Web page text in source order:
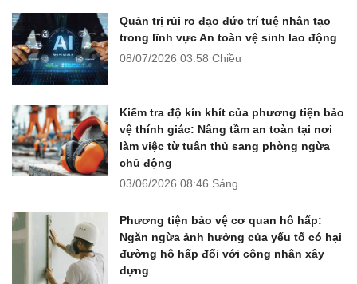
Quản trị rủi ro đạo đức trí tuệ nhân tạo
trong lĩnh vực An toàn vệ sinh lao động
08/07/2026 03:58 Chiều
Kiểm tra độ kín khít của phương tiện bảo
vệ thính giác: Nâng tầm an toàn tại nơi
làm việc từ tuân thủ sang phòng ngừa
chủ động
03/06/2026 08:46 Sáng
Phương tiện bảo vệ cơ quan hô hấp:
Ngăn ngừa ảnh hưởng của yếu tố có hại
đường hô hấp đối với công nhân xây
dựng